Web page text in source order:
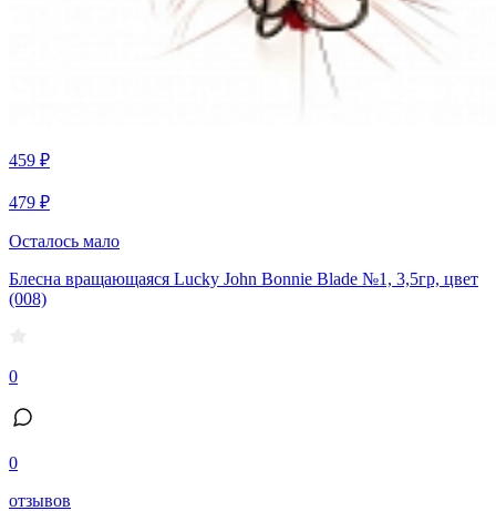
459 ₽
479 ₽
Осталось мало
Блесна вращающаяся Lucky John Bonnie Blade №1, 3,5гр, цвет
(008)
0
0
отзывов